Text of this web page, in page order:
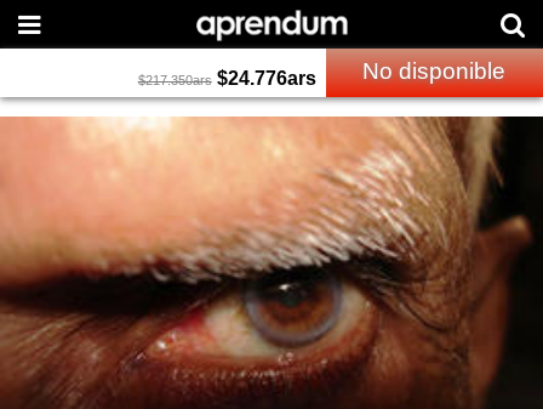
$217.350ars $24.776ars No disponible